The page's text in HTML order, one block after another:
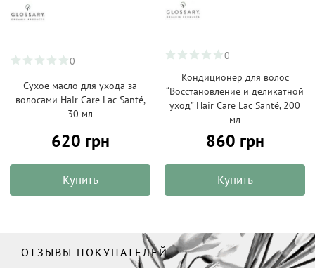
0
Сухое масло для ухода за
волосами Hair Care Lac Santé,
30 мл
620 грн
Купить
0
Кондиционер для волос
“Восстановление и деликатной
уход” Hair Care Lac Santé, 200
мл
860 грн
Купить
ОТЗЫВЫ ПОКУПАТЕЛЕЙ